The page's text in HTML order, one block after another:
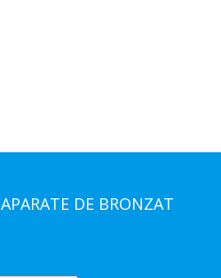
APARATE DE BRONZAT